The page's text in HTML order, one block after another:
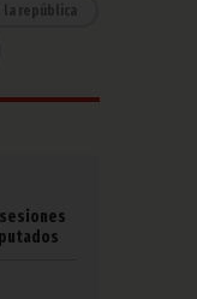
la república